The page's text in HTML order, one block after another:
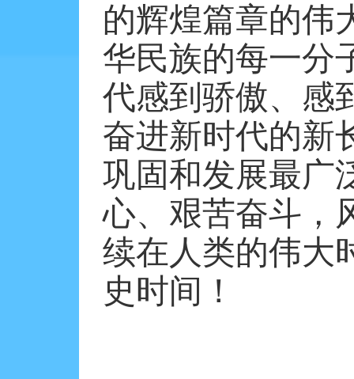
的辉煌篇章的伟
华民族的每一分
代感到骄傲、感
奋进新时代的新
巩固和发展最广
心、艰苦奋斗，
续在人类的伟大
史时间！